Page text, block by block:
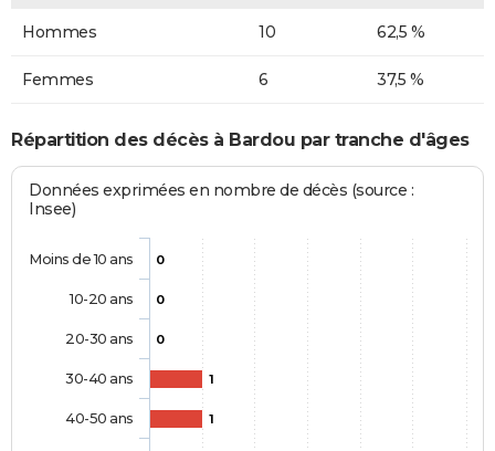
Hommes 10 62,5 %
Femmes 6 37,5 %
Répartition des décès à Bardou par tranche d'âges
Données exprimées en nombre de décès (source :
Insee)
0
0
0
1
1
Moins de 10 ans
10-20 ans
20-30 ans
30-40 ans
40-50 ans